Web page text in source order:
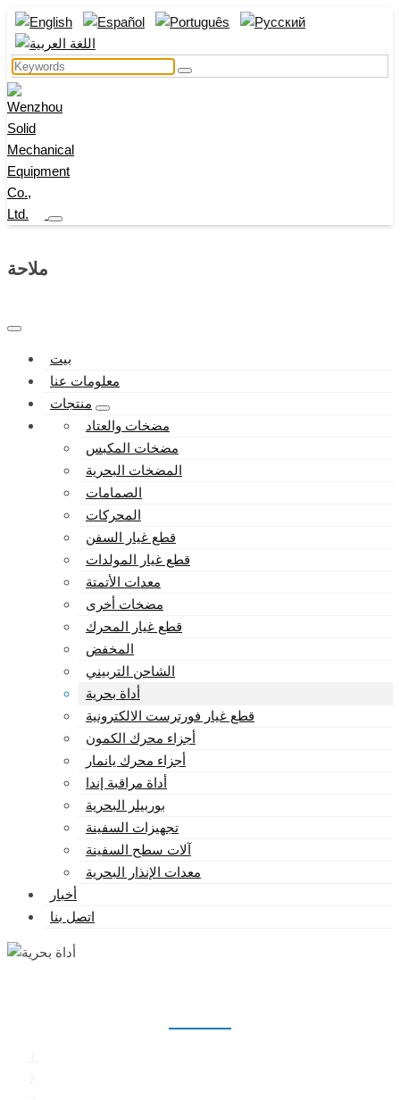
ملاحة
بيت
معلومات عنا
منتجات
مضخات والعتاد
مضخات المكبس
المضخات البحرية
الصمامات
المحركات
قطع غيار السفن
قطع غيار المولدات
معدات الأتمتة
مضخات أخرى
قطع غيار المحرك
المخفض
الشاحن التربيني
أداة بحرية
قطع غيار فورترست الالكترونية
أجزاء محرك الكمون
أجزاء محرك يانمار
أداة مراقبة إندا
بوربيلر البحرية
تجهيزات السفينة
آلات سطح السفينة
معدات الإنذار البحرية
أخبار
اتصل بنا